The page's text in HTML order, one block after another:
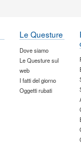
Le Questure
Dove siamo
Le Questure sul
web
I fatti del giorno
Oggetti rubati